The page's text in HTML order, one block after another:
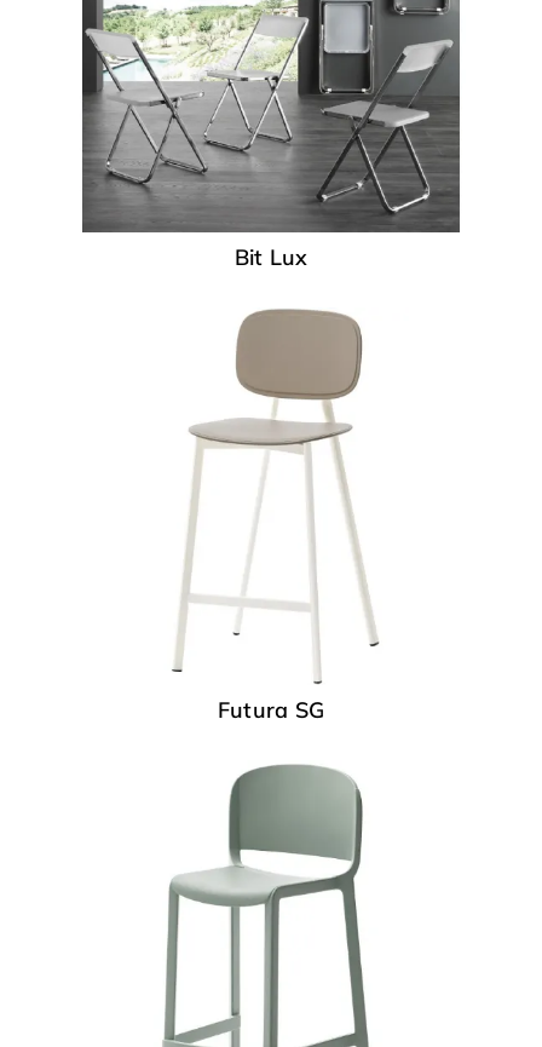
Bit Lux
Futura SG